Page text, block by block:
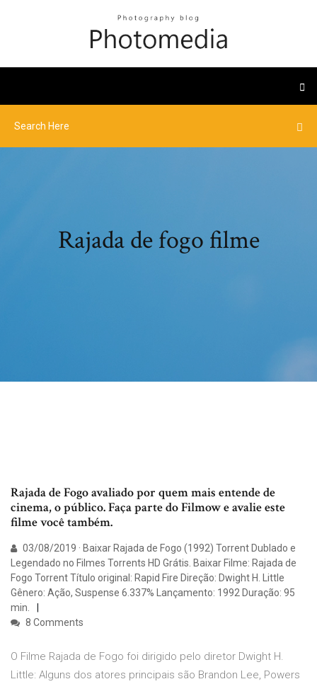
Rajada de fogo filme
Rajada de Fogo avaliado por quem mais entende de
cinema, o público. Faça parte do Filmow e avalie este
filme você também.
03/08/2019 · Baixar Rajada de Fogo (1992) Torrent Dublado e
Legendado no Filmes Torrents HD Grátis. Baixar Filme: Rajada de
Fogo Torrent Título original: Rapid Fire Direção: Dwight H. Little
Gênero: Ação, Suspense 6.337% Lançamento: 1992 Duração: 95
min.
8 Comments
O Filme Rajada de Fogo foi dirigido pelo diretor Dwight H.
Little: Alguns dos atores principais são Brandon Lee, Powers